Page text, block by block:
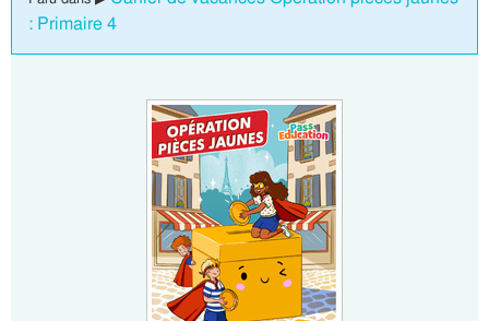
: Primaire 4